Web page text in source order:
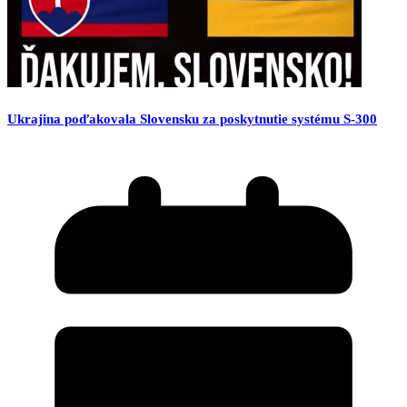
Ukrajina poďakovala Slovensku za poskytnutie systému S-300